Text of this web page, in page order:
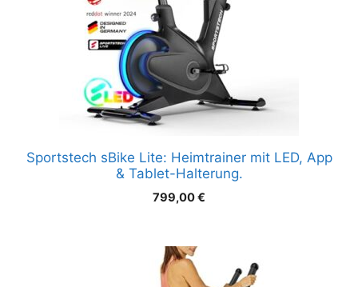
Sportstech sBike Lite: Heimtrainer mit LED, App
& Tablet-Halterung.
799,00€